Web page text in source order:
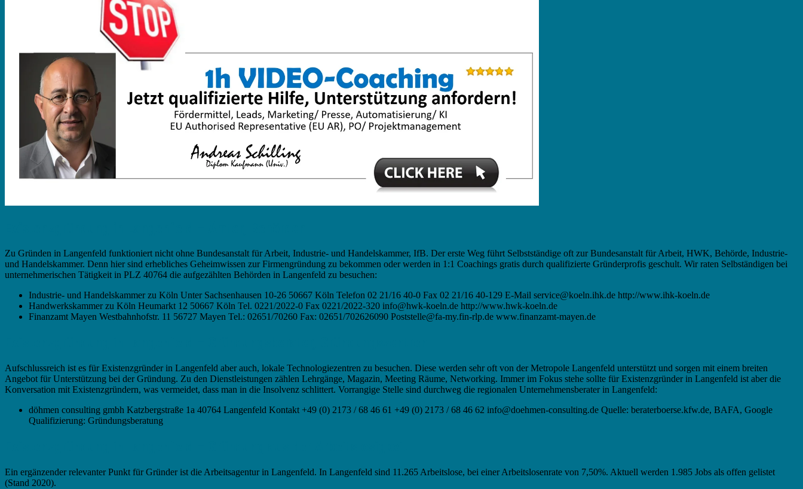
Zu Gründen in Langenfeld funktioniert nicht ohne Bundesanstalt für Arbeit, Industrie- und Handelskammer, IfB. Der erste Weg führt Selbstständige oft zur Bundesanstalt für Arbeit, HWK, Behörde, Industrie-
und Handelskammer. Denn hier sind erhebliches Geheimwissen zur Firmengründung zu bekommen oder werden in 1:1 Coachings gratis durch qualifizierte Gründerprofis geschult. Wir raten Selbständigen bei
unternehmerischen Tätigkeit in PLZ 40764 die aufgezählten Behörden in Langenfeld zu besuchen:
Industrie- und Handelskammer zu Köln Unter Sachsenhausen 10-26 50667 Köln Telefon 02 21/16 40-0 Fax 02 21/16 40-129 E-Mail service@koeln.ihk.de http://www.ihk-koeln.de
Handwerkskammer zu Köln Heumarkt 12 50667 Köln Tel. 0221/2022-0 Fax 0221/2022-320 info@hwk-koeln.de http://www.hwk-koeln.de
Finanzamt Mayen Westbahnhofstr. 11 56727 Mayen Tel.: 02651/70260 Fax: 02651/702626090 Poststelle@fa-my.fin-rlp.de www.finanzamt-mayen.de
Aufschlussreich ist es für Existenzgründer in Langenfeld aber auch, lokale Technologiezentren zu besuchen. Diese werden sehr oft von der Metropole Langenfeld unterstützt und sorgen mit einem breiten
Angebot für Unterstützung bei der Gründung. Zu den Dienstleistungen zählen Lehrgänge, Magazin, Meeting Räume, Networking. Immer im Fokus stehe sollte für Existenzgründer in Langenfeld ist aber die
Konversation mit Existenzgründern, was vermeidet, dass man in die Insolvenz schlittert. Vorrangige Stelle sind durchweg die regionalen Unternehmensberater in Langenfeld:
döhmen consulting gmbh Katzbergstraße 1a 40764 Langenfeld Kontakt +49 (0) 2173 / 68 46 61 +49 (0) 2173 / 68 46 62 info@doehmen-consulting.de Quelle: beraterboerse.kfw.de, BAFA, Google
Qualifizierung: Gründungsberatung
Ein ergänzender relevanter Punkt für Gründer ist die Arbeitsagentur in Langenfeld. In Langenfeld sind 11.265 Arbeitslose, bei einer Arbeitslosenrate von 7,50%. Aktuell werden 1.985 Jobs als offen gelistet
(Stand 2020).